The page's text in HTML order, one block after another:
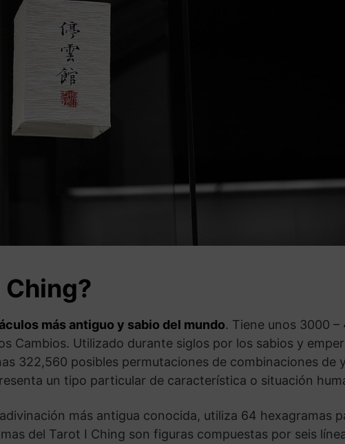
Ching?
más antiguo y sabio del mundo. Tiene unos 3000
Cambios. Utilizado durante siglos por los sabios y
322,560 posibles permutaciones de combinaciones de
un tipo particular de característica o situación
más antigua conocida, utiliza 64 hexagramas
del Tarot I Ching son figuras compuestas por seis